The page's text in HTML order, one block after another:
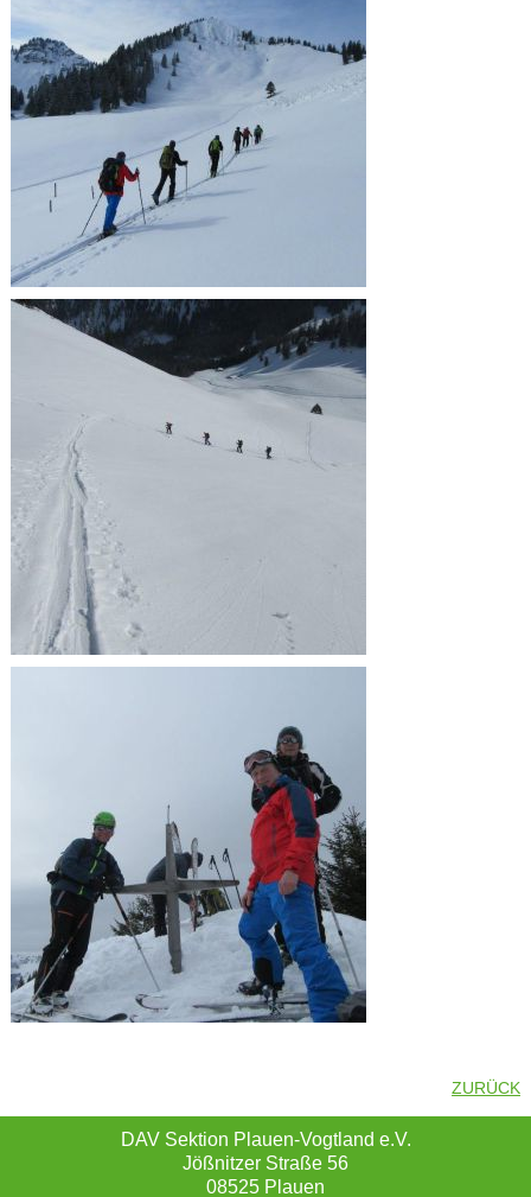
ZURÜCK
DAV Sektion Plauen-Vogtland e.V.
Jößnitzer Straße 56
08525 Plauen